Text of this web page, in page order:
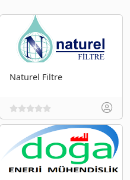
Naturel Filtre